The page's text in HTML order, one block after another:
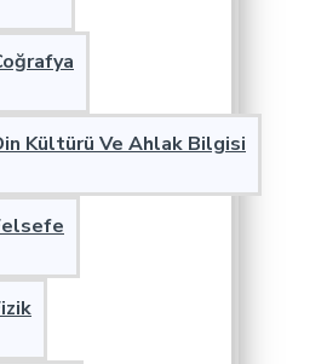
Kültürü Ve Ahlak Bilgisi